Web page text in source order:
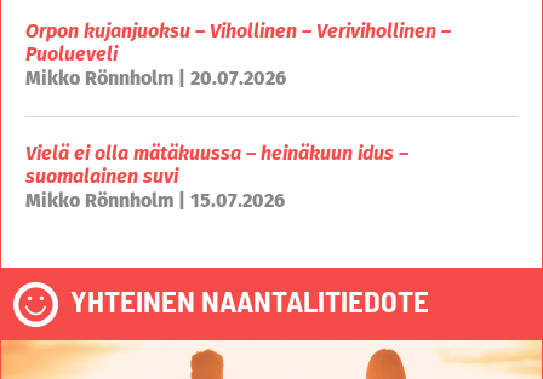
Orpon kujanjuoksu – Vihollinen – Verivihollinen –
Puolueveli
Mikko Rönnholm | 20.07.2026
Vielä ei olla mätäkuussa – heinäkuun idus –
suomalainen suvi
Mikko Rönnholm | 15.07.2026
YHTEINEN NAANTALITIEDOTE